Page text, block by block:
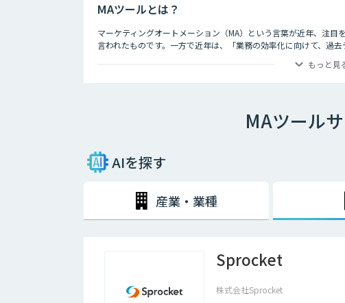
MAツールとは？
マーケティングオートメーション（MA）という言葉が近年、注目
言われたものです。一方で近年は、「業務の効率化に向けて、過
業を要します。どのように自動化・シンプルにする仕組みづくり
きな注目を集めているのは、One-to-oneマーケティングの実現に
もっと見
MAツール
AIを探す
産業・業種
Sprocket
株式会社Sprocket